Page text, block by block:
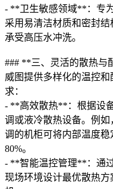
- **卫生敏感领域**：专
采用易清洁材质和密封
承受高压水冲洗。
### **三、灵活的散热与
威图提供多样化的温控
求：
- **高效散热**：根据设
调或液冷散热设备。例
调的机柜可将内部温度
80%。
- **智能温控管理**：通
现场环境设计最优散热